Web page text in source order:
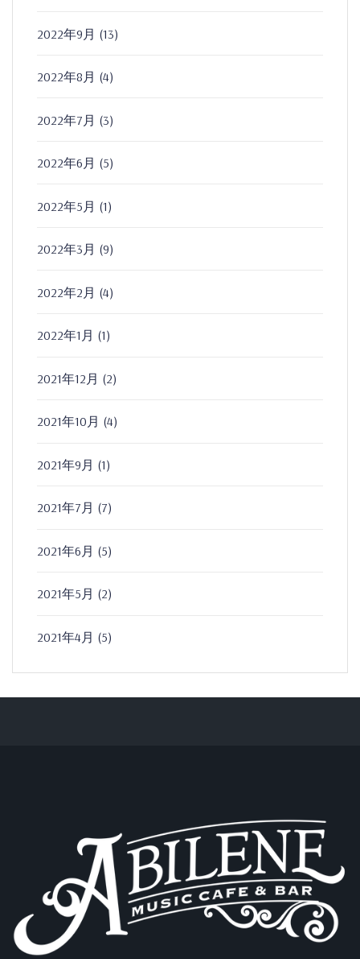
2022年9月 (13)
2022年8月 (4)
2022年7月 (3)
2022年6月 (5)
2022年5月 (1)
2022年3月 (9)
2022年2月 (4)
2022年1月 (1)
2021年12月 (2)
2021年10月 (4)
2021年9月 (1)
2021年7月 (7)
2021年6月 (5)
2021年5月 (2)
2021年4月 (5)